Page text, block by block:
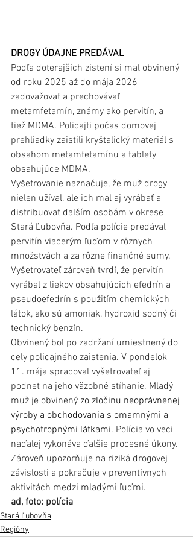
DROGY ÚDAJNE PREDÁVAL
Podľa doterajších zistení si mal obvinený
od roku 2025 až do mája 2026
zadovažovať a prechovávať
metamfetamín, známy ako pervitín, a
tiež MDMA. Policajti počas domovej
prehliadky zaistili kryštalický materiál s
obsahom metamfetamínu a tablety
obsahujúce MDMA.
Vyšetrovanie naznačuje, že muž drogy
nielen užíval, ale ich mal aj vyrábať a
distribuovať ďalším osobám v okrese
Stará Ľubovňa. Podľa polície predával
pervitín viacerým ľuďom v rôznych
množstvách a za rôzne finančné sumy.
Vyšetrovateľ zároveň tvrdí, že pervitín
vyrábal z liekov obsahujúcich efedrín a
pseudoefedrín s použitím chemických
látok, ako sú amoniak, hydroxid sodný či
technický benzín.
Obvinený bol po zadržaní umiestnený do
cely policajného zaistenia. V pondelok
11. mája spracoval vyšetrovateľ aj
podnet na jeho väzobné stíhanie. Mladý
muž je obvinený zo zločinu neoprávnenej
výroby a obchodovania s omamnými a
psychotropnými látkami. Polícia vo veci
naďalej vykonáva ďalšie procesné úkony.
Zároveň upozorňuje na riziká drogovej
závislosti a pokračuje v preventívnych
aktivitách medzi mladými ľuďmi.
ad, foto: polícia
Stará Ľubovňa
Regióny